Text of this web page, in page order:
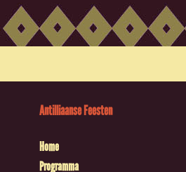
Antilliaanse Feesten
Home
Programma